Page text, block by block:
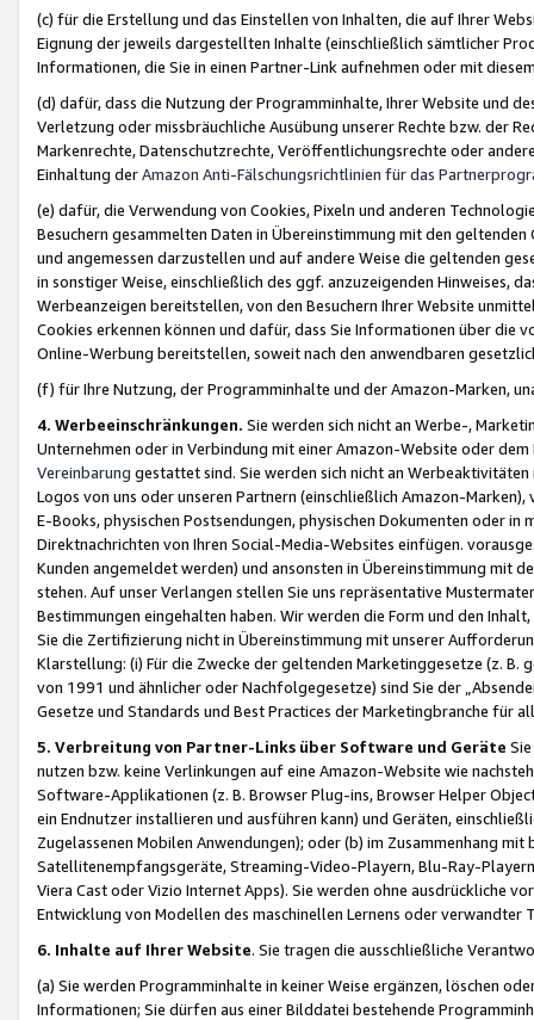
(c) für die Erstellung und das Einstellen von Inhalten, die auf Ihrer
Eignung der jeweils dargestellten Inhalte (einschließlich sämtlicher
Informationen, die Sie in einen Partner-Link aufnehmen oder mit
(d) dafür, dass die Nutzung der Programminhalte, Ihrer Website und
Verletzung oder missbräuchliche Ausübung unserer Rechte bzw. der
Markenrechte, Datenschutzrechte, Veröffentlichungsrechte oder
Einhaltung derAmazon Anti-Fälschungsrichtlinien für das
(e) dafür, die Verwendung von Cookies, Pixeln und anderen
Besuchern gesammelten Daten in Übereinstimmung mit den
und angemessen darzustellen und auf andere Weise die geltenden
in sonstiger Weise, einschließlich des ggf. anzuzeigenden Hinweises,
Werbeanzeigen bereitstellen, von den Besuchern Ihrer Website
Cookies erkennen können und dafür, dass Sie Informationen über die
Online-Werbung bereitstellen, soweit nach den anwendbaren
(f) für Ihre Nutzung, der Programminhalte und der Amazon-Marken,
4. Werbeeinschränkungen. Sie werden sich nicht an Werbe-,
Unternehmen oder in Verbindung mit einer Amazon-Website oder
Vereinbarung gestattet sind. Sie werden sich nicht an
Logos von uns oder unseren Partnern (einschließlich Amazon-
E-Books, physischen Postsendungen, physischen Dokumenten oder in
Direktnachrichten von Ihren Social-Media-Websites einfügen.
Kunden angemeldet werden) und ansonsten in Übereinstimmung mit
stehen. Auf unser Verlangen stellen Sie uns repräsentative
Bestimmungen eingehalten haben. Wir werden die Form und den
Sie die Zertifizierung nicht in Übereinstimmung mit unserer
Klarstellung: (i) Für die Zwecke der geltenden Marketinggesetze (z. B.
von 1991 und ähnlicher oder Nachfolgegesetze) sind Sie der
Gesetze und Standards und Best Practices der Marketingbranche für
5. Verbreitung von Partner-Links über Software und Geräte
nutzen bzw. keine Verlinkungen auf eine Amazon-Website wie
Software-Applikationen (z. B. Browser Plug-ins, Browser Helper
ein Endnutzer installieren und ausführen kann) und Geräten,
Zugelassenen Mobilen Anwendungen); oder (b) im Zusammenhang
Satellitenempfangsgeräte, Streaming-Video-Playern, Blu-Ray-
Viera Cast oder Vizio Internet Apps). Sie werden ohne ausdrückliche
Entwicklung von Modellen des maschinellen Lernens oder
6. Inhalte auf Ihrer Website. Sie tragen die ausschließliche
(a) Sie werden Programminhalte in keiner Weise ergänzen, löschen
Informationen; Sie dürfen aus einer Bilddatei bestehende